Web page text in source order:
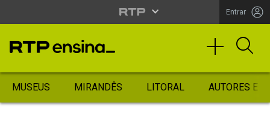
Entrar
MUSEUS MIRANDÊS LITORAL AUTORES